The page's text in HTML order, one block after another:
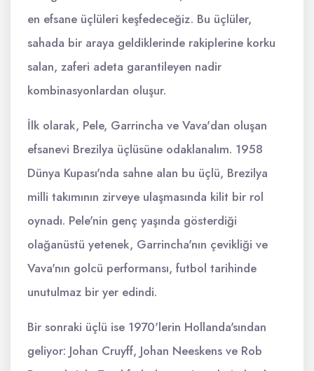
en efsane üçlüleri keşfedeceğiz. Bu üçlüler,
sahada bir araya geldiklerinde rakiplerine korku
salan, zaferi adeta garantileyen nadir
kombinasyonlardan oluşur.
İlk olarak, Pele, Garrincha ve Vava'dan oluşan
efsanevi Brezilya üçlüsüne odaklanalım. 1958
Dünya Kupası'nda sahne alan bu üçlü, Brezilya
milli takımının zirveye ulaşmasında kilit bir rol
oynadı. Pele'nin genç yaşında gösterdiği
olağanüstü yetenek, Garrincha'nın çevikliği ve
Vava'nın golcü performansı, futbol tarihinde
unutulmaz bir yer edindi.
Bir sonraki üçlü ise 1970'lerin Hollanda'sından
geliyor: Johan Cruyff, Johan Neeskens ve Rob